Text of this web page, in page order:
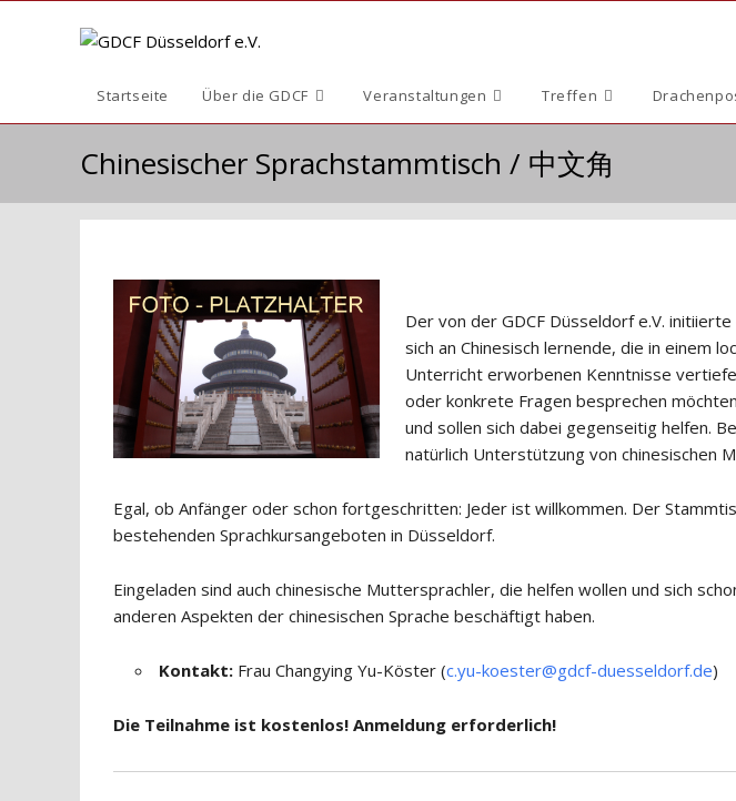
Startseite Über die GDCF Veranstaltungen Treffen
Chinesischer Sprachstammtisch / 中文角
Der von der GDCF Düsseldorf e.V.
sich an Chinesisch lernende, die in einem
Unterricht erworbenen Kenntnisse
oder konkrete Fragen besprechen
und sollen sich dabei gegenseitig helfen.
natürlich Unterstützung von chinesischen
Egal, ob Anfänger oder schon fortgeschritten: Jeder ist willkommen. Der
bestehenden Sprachkursangeboten in Düsseldorf.
Eingeladen sind auch chinesische Muttersprachler, die helfen wollen und sich
anderen Aspekten der chinesischen Sprache beschäftigt haben.
Kontakt: Frau Changying Yu-Köster (c.yu-koester@gdcf-duesseldorf.de)
Die Teilnahme ist kostenlos! Anmeldung erforderlich!